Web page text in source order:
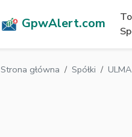
GpwAlert.com
Strona główna Spółki ULMA